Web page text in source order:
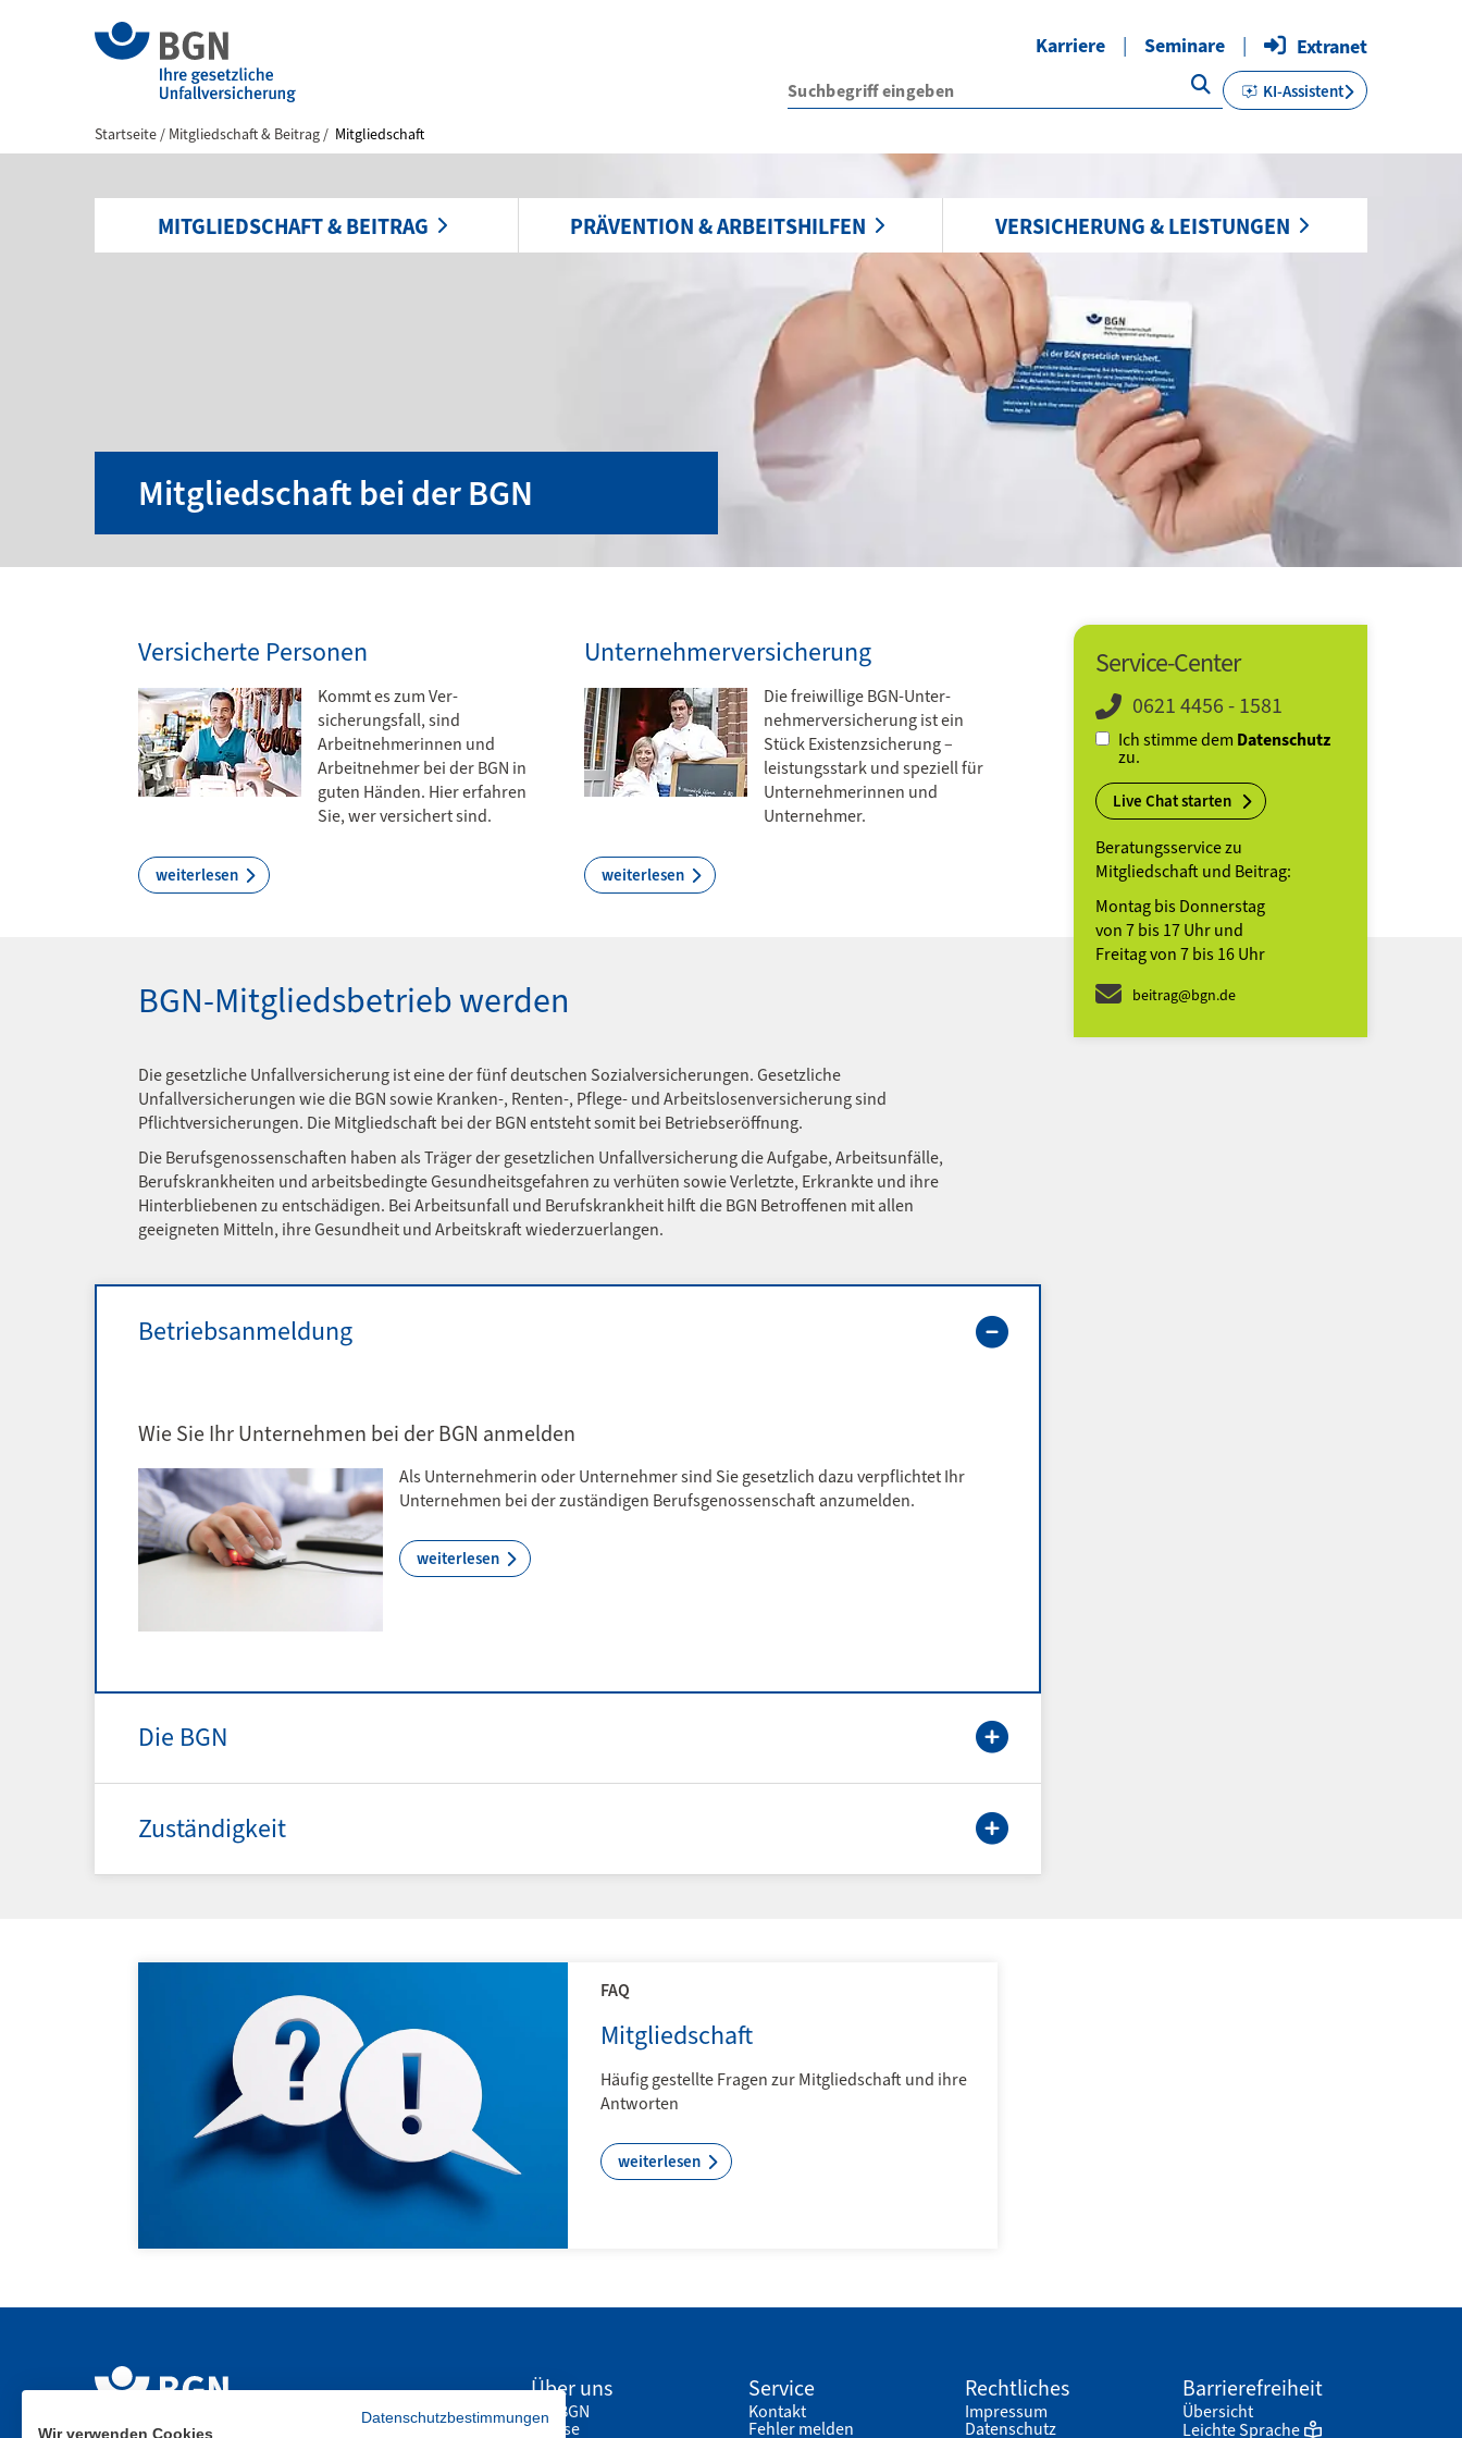
Karriere Seminare Extranet
KI-Assistent
MITGLIEDSCHAFT & BEITRAG PRÄVENTION & ARBEITSHILFEN VERSICHERUNG & LEISTUNGEN
Startseite Mitgliedschaft & Beitrag Mitgliedschaft
Mitgliedschaft bei der BGN
Versicherte Personen
Kommt es zum Ver­
sicherungsfall, sind
Arbeitnehmerinnen und
Arbeitnehmer bei der BGN in
guten Händen. Hier erfahren
Sie, wer versichert sind.
weiterlesen
Unternehmerversicherung
Die freiwillige BGN-Unter­
nehmer­ver­sicherung ist ein
Stück Existenzsicherung –
leistungsstark und speziell für
Unternehmerinnen und
Unternehmer.
weiterlesen
BGN-Mitgliedsbetrieb werden
Die gesetzliche Unfallversicherung ist eine der fünf deutschen Sozialversicherungen. Gesetzliche
Unfallversicherungen wie die BGN sowie Kranken-, Renten-, Pflege- und Arbeitslosenversicherung sind
Pflichtversicherungen. Die Mitgliedschaft bei der BGN entsteht somit bei Betriebseröffnung.
Die Berufsgenossenschaften haben als Träger der gesetzlichen Unfallversicherung die Aufgabe, Arbeitsunfälle,
Berufskrankheiten und arbeitsbedingte Gesundheitsgefahren zu verhüten sowie Verletzte, Erkrankte und ihre
Hinterbliebenen zu entschädigen. Bei Arbeitsunfall und Berufskrankheit hilft die BGN Betroffenen mit allen
geeigneten Mitteln, ihre Gesundheit und Arbeitskraft wiederzuerlangen.
Betriebsanmeldung
Wie Sie Ihr Unternehmen bei der BGN anmelden
Als Unternehmerin oder Unternehmer sind Sie gesetzlich dazu verpflichtet Ihr
Unternehmen bei der zuständigen Berufsgenossenschaft anzumelden.
weiterlesen
Die BGN
Zuständigkeit
FAQ
Mitgliedschaft
Häufig gestellte Fragen zur Mitgliedschaft und ihre
Antworten
weiterlesen
Service-Center
0621 4456 - 1581
Ich stimme dem Datenschutz
zu.
Live Chat starten
Beratungsservice zu
Mitgliedschaft und Beitrag:
Montag bis Donnerstag
von 7 bis 17 Uhr und
Freitag von 7 bis 16 Uhr
beitrag@bgn.de
Über uns
Die BGN
Presse
Service
Kontakt
Fehler melden
Rechtliches
Impressum
Datenschutz
Barrierefreiheit
Übersicht
Leichte Sprache
Datenschutzbestimmungen
Wir verwenden Cookies